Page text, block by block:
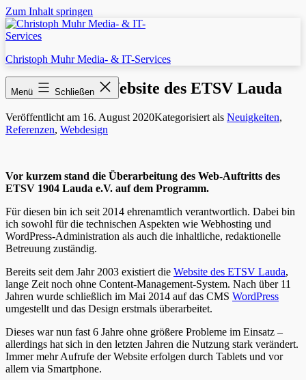
Zum Inhalt springen
Christoph Muhr Media- & IT-Services
Menü Schließen
Relaunch der Website des ETSV Lauda
Veröffentlicht am 16. August 2020Kategorisiert als Neuigkeiten,
Referenzen, Webdesign
Vor kurzem stand die Überarbeitung des Web-Auftritts des
ETSV 1904 Lauda e.V. auf dem Programm.
Für diesen bin ich seit 2014 ehrenamtlich verantwortlich. Dabei bin
ich sowohl für die technischen Aspekten wie Webhosting und
WordPress-Administration als auch die inhaltliche, redaktionelle
Betreuung zuständig.
Bereits seit dem Jahr 2003 existiert die Website des ETSV Lauda,
lange Zeit noch ohne Content-Management-System. Nach über 11
Jahren wurde schließlich im Mai 2014 auf das CMS WordPress
umgestellt und das Design erstmals überarbeitet.
Dieses war nun fast 6 Jahre ohne größere Probleme im Einsatz –
allerdings hat sich in den letzten Jahren die Nutzung stark verändert.
Immer mehr Aufrufe der Website erfolgen durch Tablets und vor
allem via Smartphone.